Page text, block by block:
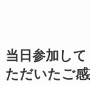
当日参加し
ただいたご